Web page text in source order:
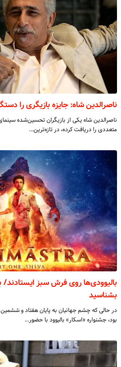
ناصرالدین شاه: جایزه بازیگری را
ناصرالدین شاه یکی از بازیگران تحسین‌شده‌
متعددی را دریافت کرده، در تازه‌ترین…
بالیوودی‌ها روی فرش سبز
بشناسید
در حالی که چشم جهانیان به پایان هفتاد و
بود، جشنواره «اسکار» بالیوود با حضور…